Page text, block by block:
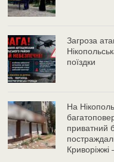
Загроза
поїздки
На
приватний
Криворіжжі